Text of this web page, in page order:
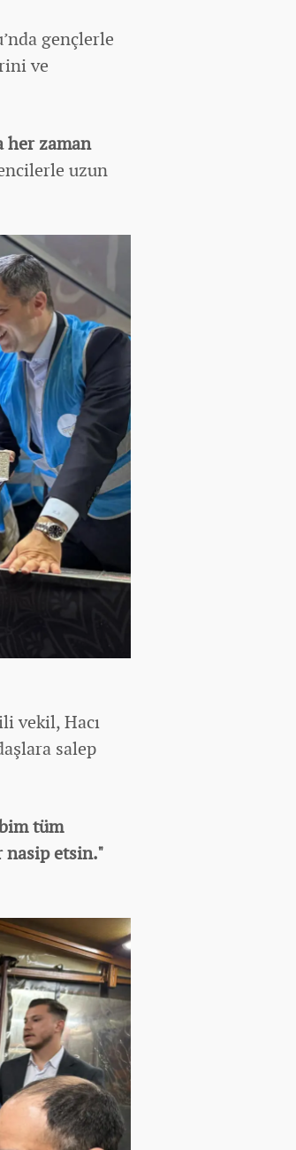
gençlerle
ve
her zaman
uzun
vekil, Hacı
salep
tüm
nasip etsin."